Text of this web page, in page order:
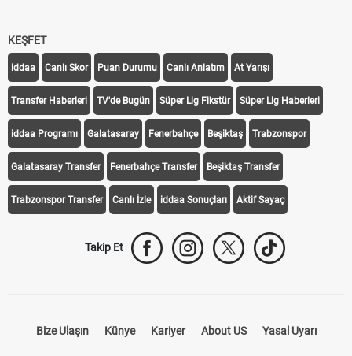
KEŞFET
iddaa Canlı Skor Puan Durumu Canlı Anlatım At Yarışı
Transfer Haberleri TV'de Bugün Süper Lig Fikstür Süper Lig Haberleri
iddaa Programı Galatasaray Fenerbahçe Beşiktaş Trabzonspor
Galatasaray Transfer Fenerbahçe Transfer Beşiktaş Transfer
Trabzonspor Transfer Canlı İzle iddaa Sonuçları Aktif Sayaç
Takip Et
Bize Ulaşın Künye Kariyer About US Yasal Uyarı